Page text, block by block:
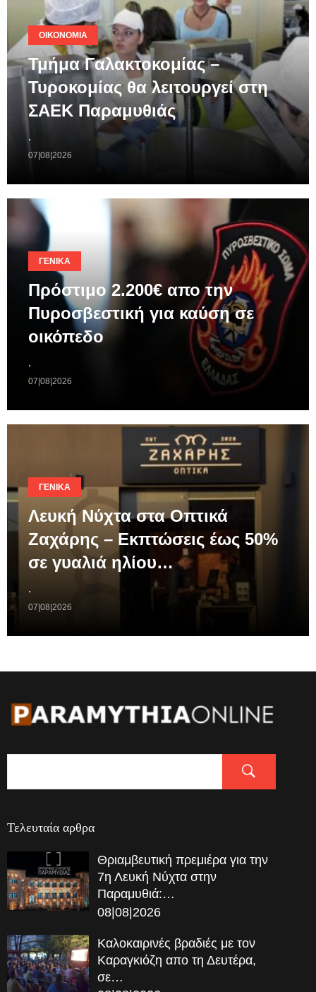
ΟΙΚΟΝΟΜΊΑ
Τμήμα Γαλακτοκομίας –
Τυροκομίας θα λειτουργεί στη
ΣΑΕΚ Παραμυθιάς
.
07|08|2026
ΓΕΝΙΚΆ
Πρόστιμο 2.200€ απο την
Πυροσβεστική για καύση σε
οικόπεδο
.
07|08|2026
ΓΕΝΙΚΆ
Λευκή Νύχτα στα Οπτικά
Ζαχάρης – Εκπτώσεις έως 50%
σε γυαλιά ηλίου…
.
07|08|2026
Τελευταία αρθρα
Θριαμβευτική πρεμιέρα για την
7η Λευκή Νύχτα στην
Παραμυθιά:…
08|08|2026
Καλοκαιρινές βραδιές με τον
Καραγκιόζη απο τη Δευτέρα,
σε…